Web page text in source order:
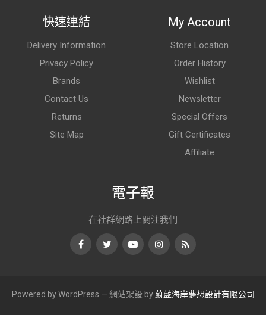
快速連結
Delivery Information
Privacy Policy
Brands
Contact Us
Returns
Site Map
My Account
Store Location
Order History
Wishlist
Newsletter
Special Offers
Gift Certificates
Affiliate
電子報
在社群網路上關注我們
FacebookTwitterYoutubeInstagram
RSS
Powered by WordPress — 網站架設 by蔚藍海岸夢想設計有限公司